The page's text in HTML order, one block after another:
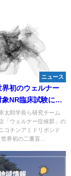
ニュース
界初のウェルナー
NR臨床試験に成
難治性皮膚潰
下の改善を確認
太郎学長ら研究チーム
「ウェルナー症候群」の
コチンアミドリボシド
界初の二重盲...